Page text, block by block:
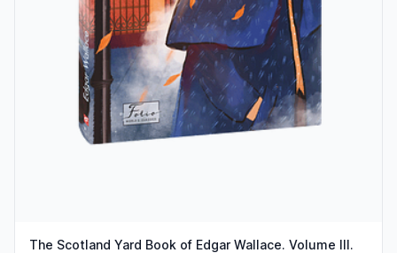
The Scotland Yard Book of Edgar Wallace. Volume III.